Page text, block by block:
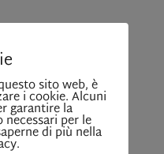
nel
sito web, è
i cookie. Alcuni
garantire la
per le
di più nella